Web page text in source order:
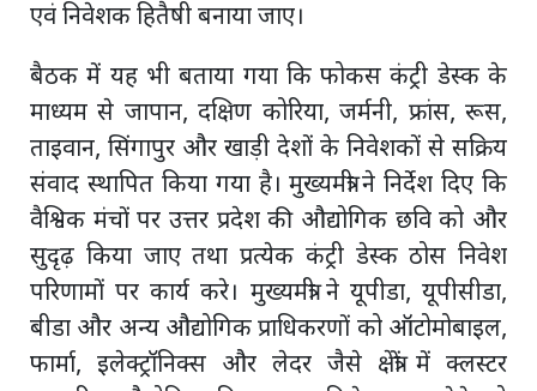
एवं निवेशक हितैषी बनाया जाए।
बैठक में यह भी बताया गया कि फोकस कंट्री डेस्क के
माध्यम से जापान, दक्षिण कोरिया, जर्मनी, फ्रांस, रूस,
ताइवान, सिंगापुर और खाड़ी देशों के निवेशकों से सक्रिय
संवाद स्थापित किया गया है। मुख्यमंत्री ने निर्देश दिए कि
वैश्विक मंचों पर उत्तर प्रदेश की औद्योगिक छवि को और
सुदृढ़ किया जाए तथा प्रत्येक कंट्री डेस्क ठोस निवेश
परिणामों पर कार्य करे। मुख्यमंत्री ने यूपीडा, यूपीसीडा,
बीडा और अन्य औद्योगिक प्राधिकरणों को ऑटोमोबाइल,
फार्मा, इलेक्ट्रॉनिक्स और लेदर जैसे क्षेत्रों में क्लस्टर